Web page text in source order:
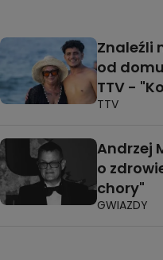
Znaleźli
od
TTV -
TTV
Andrzej
o
chory"
GWIAZDY